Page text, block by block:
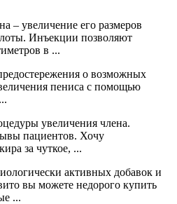
– увеличение его размеров
Инъекции позволяют
в ...
о возможных
пениса с помощью
увеличения члена.
пациентов. Хочу
за чуткое, ...
активных добавок и
вы можете недорого купить
...